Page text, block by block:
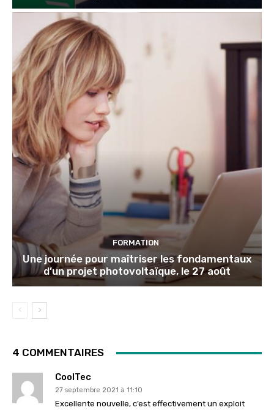
FORMATION
Une journée pour maîtriser les fondamentaux
d’un projet photovoltaïque, le 27 août
4 COMMENTAIRES
CoolTec
27 septembre 2021 à 11:10
Excellente nouvelle, c’est effectivement un exploit